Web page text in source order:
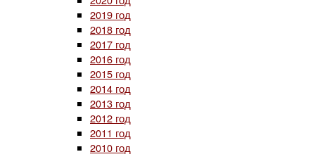
2019 год
2018 год
2017 год
2016 год
2015 год
2014 год
2013 год
2012 год
2011 год
2010 год